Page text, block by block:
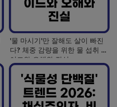
'물 마시기'만 잘해도 살이 빠진
다? 체중 감량을 위한 물 섭취 가
이드와 오해와 진실